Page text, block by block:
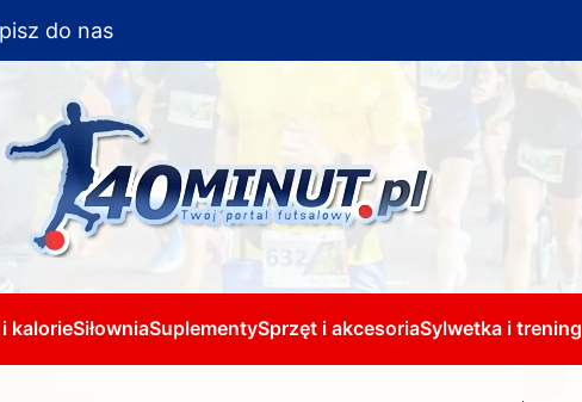
do nas
kalorieSiłowniaSuplementySprzęt i akcesoriaSylwetka i trening